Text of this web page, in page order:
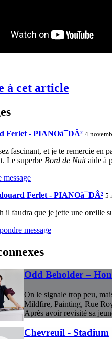
à cet article
Ferlet - PIANOà¯DÂ² 4
fascinant, et je te remercie
Le superbe Bord de Nuitaide à
message
Ferlet - PIANOà¯DÂ² 5
il faudra que je jette une oreille
message
Odd Beholder –
On le signale trop peu,
Mildfire, Painting, Rue
Après avoir revisité sa
Chevreuil - Stadium